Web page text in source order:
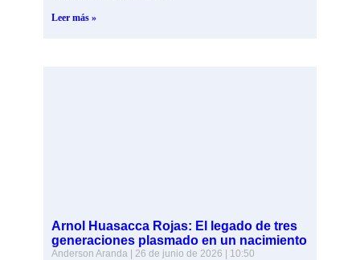
Leer más »
Arnol Huasacca Rojas: El legado de tres
generaciones plasmado en un nacimiento
Anderson Aranda 26 de junio de 2026 10:50